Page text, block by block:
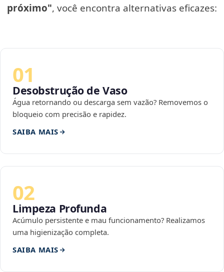
próximo", você encontra alternativas eficazes:
01
Desobstrução de Vaso
Água retornando ou descarga sem vazão? Removemos o
bloqueio com precisão e rapidez.
SAIBA MAIS
02
Limpeza Profunda
Acúmulo persistente e mau funcionamento? Realizamos
uma higienização completa.
SAIBA MAIS